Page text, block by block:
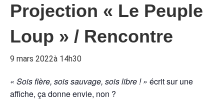
Projection « Le Peuple
Loup » / Rencontre
9 mars 2022à 14h30
« Sois fière, sois sauvage, sois libre ! » écrit sur une
affiche, ça donne envie, non ?